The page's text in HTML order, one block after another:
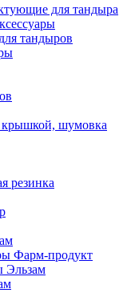
для тандыра
тандыров
крышкой, шумовка
резинка
Фарм-продукт
Эльзам